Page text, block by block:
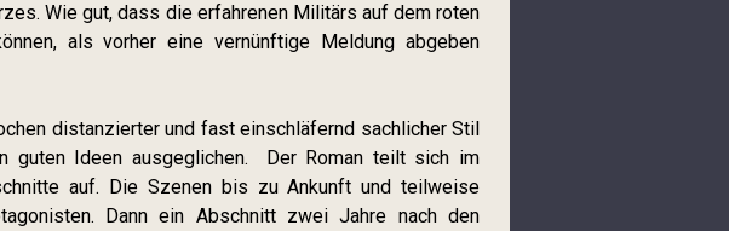
Wie gut, dass die erfahrenen Militärs auf dem roten
als vorher eine vernünftige Meldung abgeben
distanzierter und fast einschläfernd sachlicher Stil
guten Ideen ausgeglichen. Der Roman teilt sich im
auf. Die Szenen bis zu Ankunft und teilweise
Dann ein Abschnitt zwei Jahre nach den